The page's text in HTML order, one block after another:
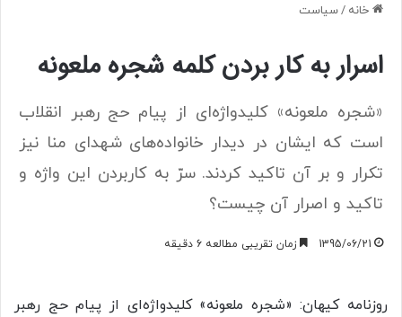
خانه /سیاست
اسرار به کار بردن کلمه شجره ملعونه
«شجره‌ ملعونه» کلیدواژه‌ای از پیام حج رهبر انقلاب
است که ایشان در دیدار خانواده‌های شهدای منا نیز
تکرار و بر آن تاکید کردند. سرّ به کاربردن این واژه و
تاکید و اصرار آن چیست؟
1395/06/21 زمان تقریبی مطالعه 6 دقیقه
روزنامه کیهان: «شجره‌ ملعونه» کلیدواژه‌ای از پیام حج رهبر